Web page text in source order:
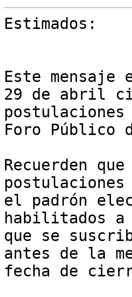
Estimados:
Este
29 de abril
Foro Público
Recuerden
el padrón
habilitados
que se
antes de la
fecha de